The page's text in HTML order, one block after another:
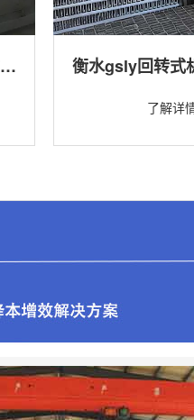
衡水回转式格栅清污机HG方型-连续式自动清污优选设备
价格：1.66万/台
机
了解详